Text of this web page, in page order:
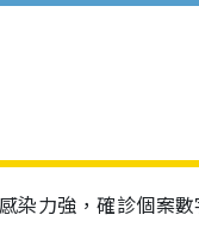
染力強，確診個案